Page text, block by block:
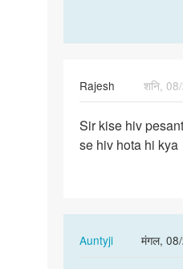
Rajesh
शनि,
Sir
kise
Sir kise hiv
se hiv hota hi kya
Auntyji
मंगल,
In